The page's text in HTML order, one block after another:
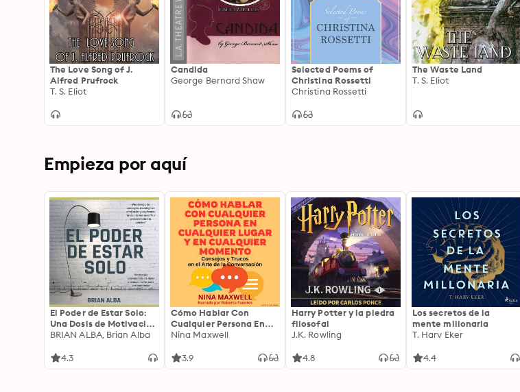
The Love Song of J.
Alfred Prufrock
T. S. Eliot
Candida
George Bernard Shaw
Selected Poems of
Christina Rossetti
Christina Rossetti
The Waste Land
T. S. Eliot
Empieza por aquí
El Poder de Estar Solo:
Una Dosis de Motivación
Acompañada de Ideas
una Vida Mejor
BRIAN ALBA, Brian Alba
4.3
Cómo Hablar Con
Cualquier Persona En
Cualquier Lugar Y En
Nina Maxwell
3.9
Harry Potter y la piedra
filosofal
J.K. Rowling
4.8
Los secretos de la
mente millonaria
T. Harv Eker
4.4